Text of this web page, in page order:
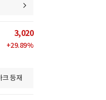
3,020
+29.89%
크 등재